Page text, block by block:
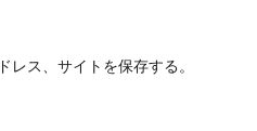
ス、サイトを保存する。